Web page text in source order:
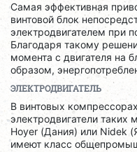
Самая эффективная
винтовой блок
электродвигателем при
Благодаря такому
момента с двигателя на
образом,
ЭЛЕКТРОДВИГАТЕЛЬ
В винтовых
электродвигатели таких
Hoyer (Дания) или Nidek
имеют класс